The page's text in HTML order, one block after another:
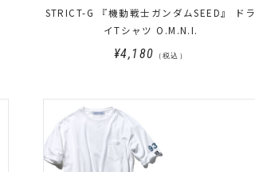
STRICT-G 『機動戦士ガンダムSEED』 ドラ
イTシャツ O.M.N.I.
¥4,180 （税込）